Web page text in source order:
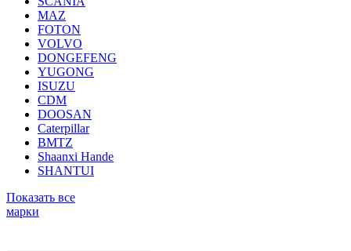
MAZ
FOTON
VOLVO
DONGEFENG
YUGONG
ISUZU
CDM
DOOSAN
Caterpillar
BMTZ
Shaanxi Hande
SHANTUI
Показать все
марки